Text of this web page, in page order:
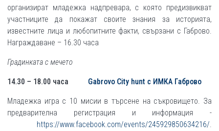
организират младежка надпревара, с която предизвикват
участниците да покажат своите знания за историята,
известните лица и любопитните факти, свързани с Габрово.
Награждаване – 16.30 часа
Градинката с мечето
14.30 – 18.00 часа Gabrovo City hunt с ИМКА Габрово
Младежка игра с 10 мисии в търсене на съкровището. За
предварителна регистрация и информация -
https://www.facebook.com/events/245929850634216/.